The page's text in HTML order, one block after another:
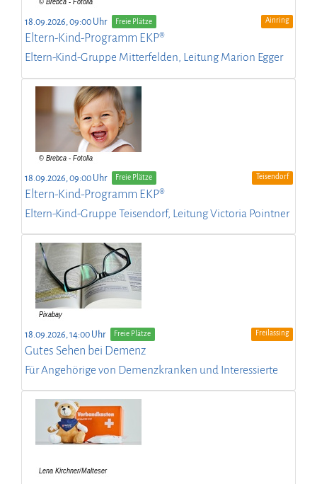
18.09.2026, 09:00 Uhr Freie Plätze Ainring
Eltern-Kind-Programm EKP®
Eltern-Kind-Gruppe Mitterfelden, Leitung Marion Egger
18.09.2026, 09:00 Uhr Freie Plätze Teisendorf
Eltern-Kind-Programm EKP®
Eltern-Kind-Gruppe Teisendorf, Leitung Victoria Pointner
18.09.2026, 14:00 Uhr Freie Plätze Freilassing
Gutes Sehen bei Demenz
Für Angehörige von Demenzkranken und Interessierte